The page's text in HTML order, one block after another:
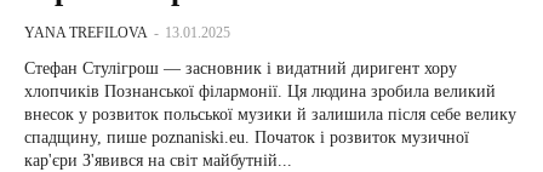
YANA TREFILOVA - 13.01.2025
Стефан Стулігрош — засновник і видатний диригент хору
хлопчиків Познанської філармонії. Ця людина зробила великий
внесок у розвиток польської музики й залишила після себе велику
спадщину, пише poznaniski.eu. Початок і розвиток музичної
кар'єри З'явився на світ майбутній...